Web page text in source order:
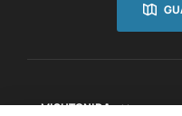
MISUTONIDA 